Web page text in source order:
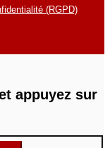
(RGPD)
appuyez sur